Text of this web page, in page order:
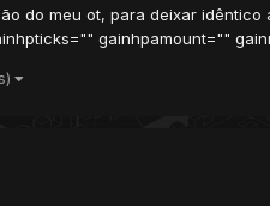
do meu ot, para deixar
gainhpamount=""